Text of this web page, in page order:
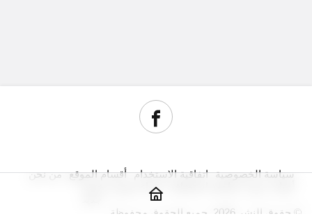
سياسة الخصوصية اتفاقية الاستخدام أقسام الموقع من نحن
شراء دومين رخيص
© حقوق النشر 2026, جميع الحقوق محفوظة.